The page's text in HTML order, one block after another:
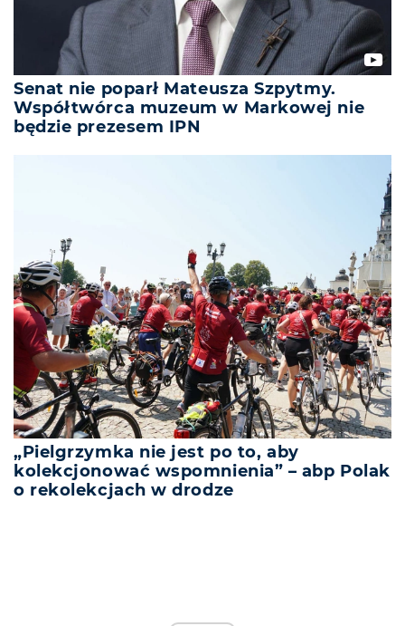
Senat nie poparł Mateusza Szpytmy.
Współtwórca muzeum w Markowej nie
będzie prezesem IPN
„Pielgrzymka nie jest po to, aby
kolekcjonować wspomnienia” – abp Polak
o rekolekcjach w drodze